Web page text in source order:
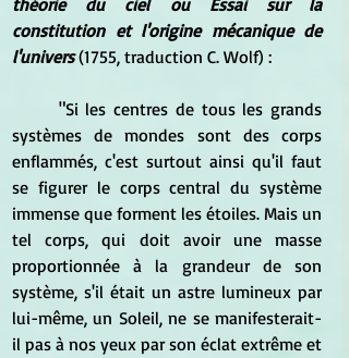
théorie du ciel ou Essai sur la
constitution et l'origine mécanique de
l'univers (1755, traduction C. Wolf) :
systèmes de mondes sont des corps
enflammés, c'est surtout ainsi qu'il faut
se figurer le corps central du système
immense que forment les étoiles. Mais un
tel corps, qui doit avoir une masse
proportionnée à la grandeur de son
système, s'il était un astre lumineux par
lui-même, un Soleil, ne se manifesterait-
il pas à nos yeux par son éclat extrême et